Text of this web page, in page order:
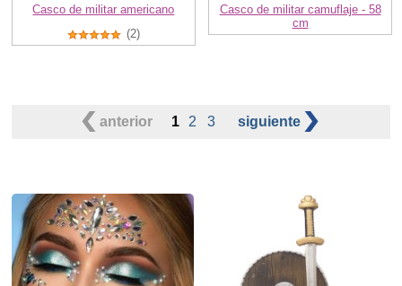
Casco de militar americano
(2)
Casco de militar camuflaje - 58
cm
anterior 1 2 3 siguiente